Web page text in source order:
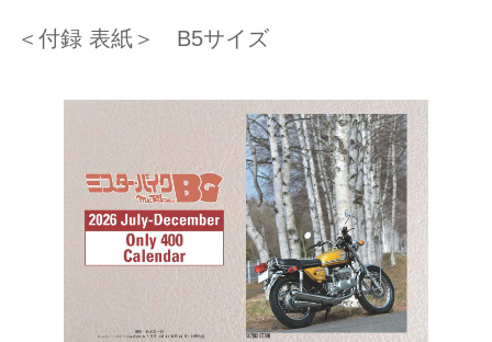
＜付録 表紙＞ B5サイズ